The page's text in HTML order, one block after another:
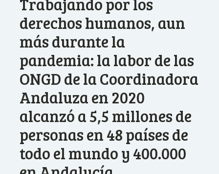
Trabajando por los
derechos humanos, aun
más durante la
pandemia: la labor de las
ONGD de la Coordinadora
Andaluza en 2020
alcanzó a 5,5 millones de
personas en 48 países de
todo el mundo y 400.000